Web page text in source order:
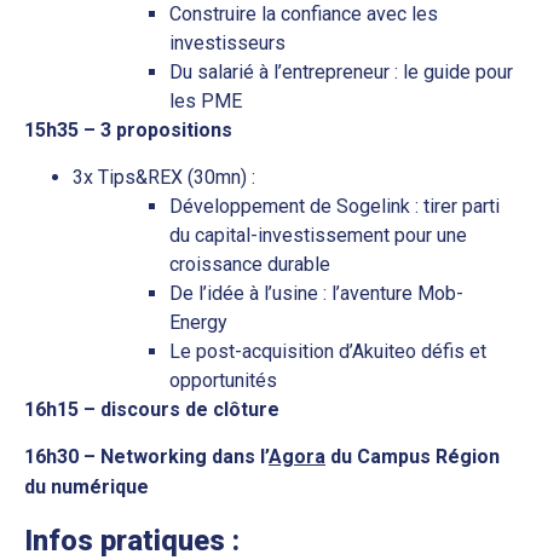
Construire la confiance avec les
investisseurs
Du salarié à l’entrepreneur : le guide pour
les PME
15h35 – 3 propositions
3x Tips&REX (30mn) :
Développement de Sogelink : tirer parti
du capital-investissement pour une
croissance durable
De l’idée à l’usine : l’aventure Mob-
Energy
Le post-acquisition d’Akuiteo défis et
opportunités
16h15 – discours de clôture
16h30 – Networking dans l’Agora du Campus Région
du numérique
Infos pratiques :